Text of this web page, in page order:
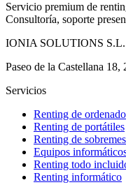
Servicio premium de
Consultoría, soporte
IONIA SOLUTIONS S.L.
Paseo de la Castellana
Servicios
Renting de
Renting de portátiles
Renting de
Equipos
Renting todo
Renting informático